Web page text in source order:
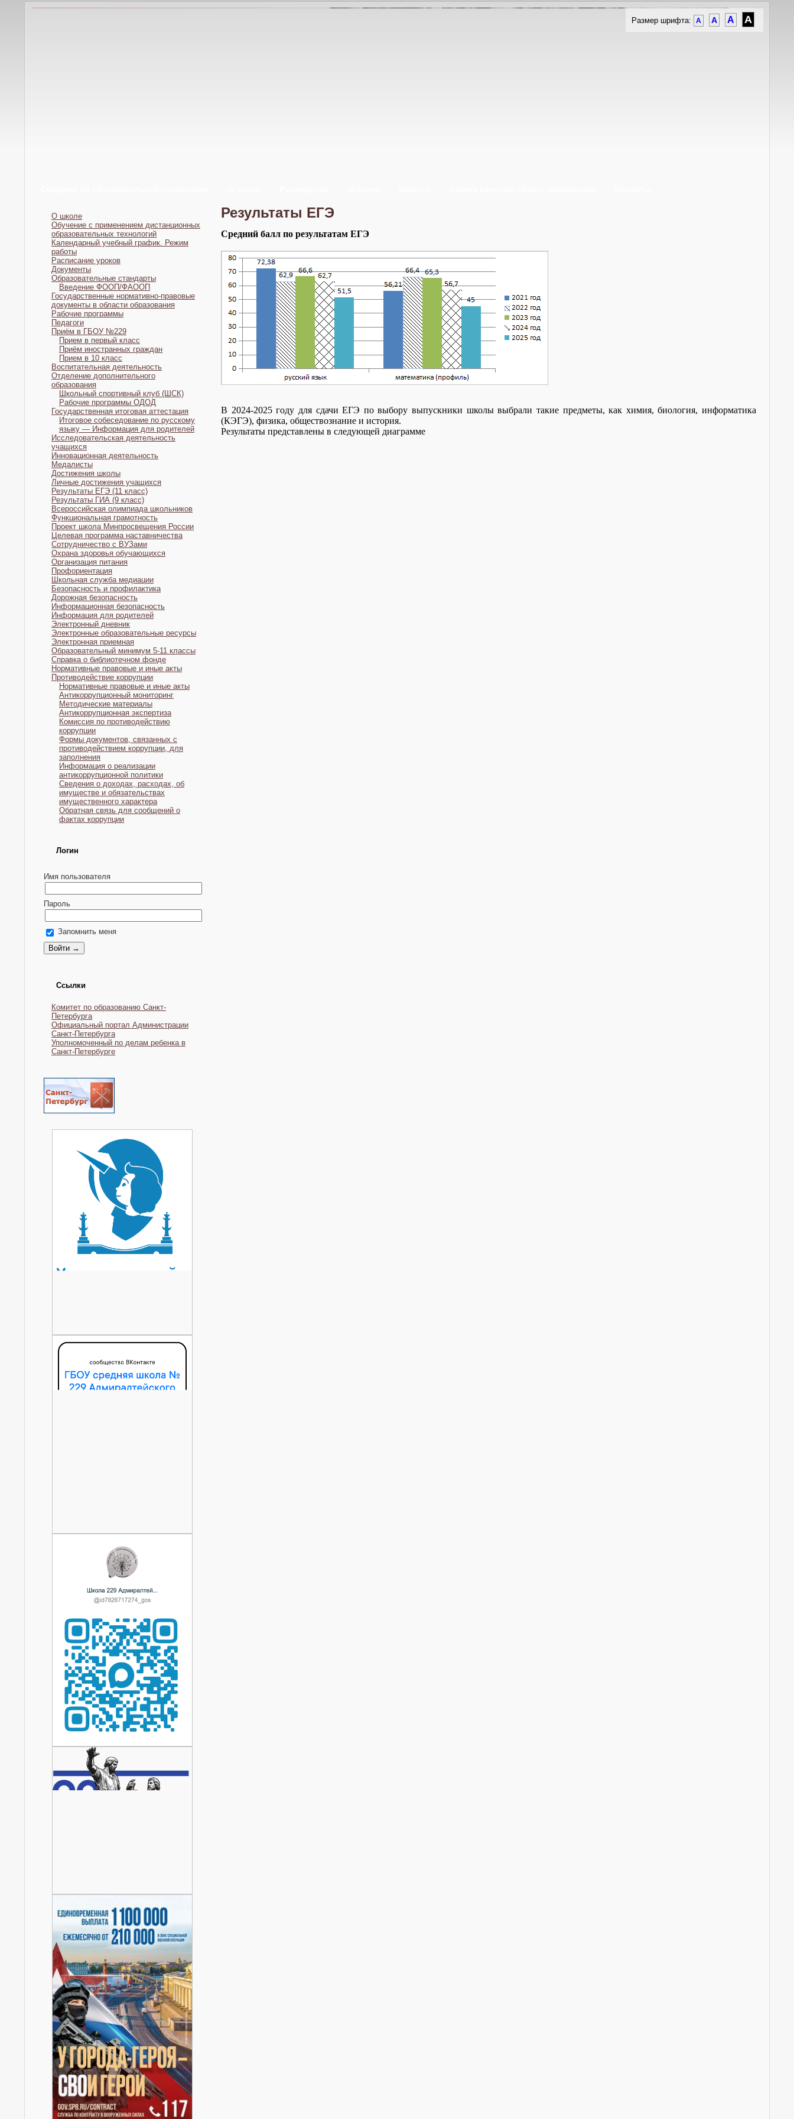
Размер шрифта: A A A A
О школе
Обучение с применением дистанционных
образовательных технологий
Календарный учебный график. Режим
работы
Расписание уроков
Документы
Образовательные стандарты
Введение ФООП/ФАООП
Государственные нормативно-правовые
документы в области образования
Рабочие программы
Педагоги
Приём в ГБОУ №229
Прием в первый класс
Приём иностранных граждан
Прием в 10 класс
Воспитательная деятельность
Отделение дополнительного
образования
Школьный спортивный клуб (ШСК)
Рабочие программы ОДОД
Государственная итоговая аттестация
Итоговое собеседование по русскому
языку — Информация для родителей
Исследовательская деятельность
учащихся
Инновационная деятельность
Медалисты
Достижения школы
Личные достижения учащихся
Результаты ЕГЭ (11 класс)
Результаты ГИА (9 класс)
Всероссийская олимпиада школьников
Функциональная грамотность
Проект школа Минпросвещения России
Целевая программа наставничества
Сотрудничество с ВУЗами
Охрана здоровья обучающихся
Организация питания
Профориентация
Школьная служба медиации
Безопасность и профилактика
Дорожная безопасность
Информационная безопасность
Информация для родителей
Электронный дневник
Электронные образовательные ресурсы
Электронная приемная
Образовательный минимум 5-11 классы
Справка о библиотечном фонде
Нормативные правовые и иные акты
Противодействие коррупции
Нормативные правовые и иные акты
Антикоррупционный мониторинг
Методические материалы
Антикоррупционная экспертиза
Комиссия по противодействию
коррупции
Формы документов, связанных с
противодействием коррупции, для
заполнения
Информация о реализации
антикоррупционной политики
Сведения о доходах, расходах, об
имуществе и обязательствах
имущественного характера
Обратная связь для сообщений о
фактах коррупции
Логин
Имя пользователя
Пароль
Запомнить меня
Ссылки
Комитет по образованию Санкт-
Петербурга
Официальный портал Администрации
Санкт-Петербурга
Уполномоченный по делам ребенка в
Санкт-Петербурге
Результаты ЕГЭ
Средний балл по результатам ЕГЭ
В 2024-2025 году для сдачи ЕГЭ по выбору выпускники школы выбрали такие предметы, как химия, биология, информатика
(КЭГЭ), физика, обществознание и история.
Результаты представлены в следующей диаграмме